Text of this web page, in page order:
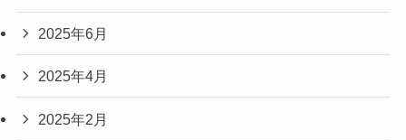
2025年6月
2025年4月
2025年2月